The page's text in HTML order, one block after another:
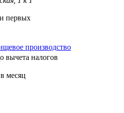
первых
производство
вычета налогов
месяц